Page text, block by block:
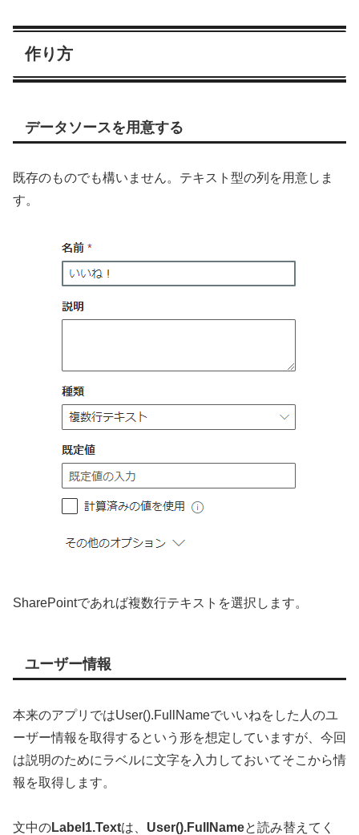
作り方
データソースを用意する
既存のものでも構いません。テキスト型の列を用意しま
す。
SharePointであれば複数行テキストを選択します。
ユーザー情報
本来のアプリではUser().FullNameでいいねをした人のユ
ーザー情報を取得するという形を想定していますが、今回
は説明のためにラベルに文字を入力しておいてそこから情
報を取得します。
文中のLabel1.Textは、 User().FullNameと読み替えてく